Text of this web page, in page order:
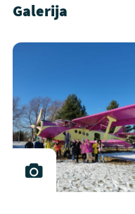
Galerija